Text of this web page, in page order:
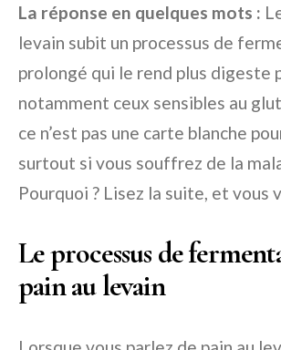
La réponse en quelques mots :
levain subit un processus de
prolongé qui le rend plus digeste
notamment ceux sensibles au
ce n’est pas une carte blanche
surtout si vous souffrez de la
Pourquoi ? Lisez la suite, et vous
Le processus de
pain au levain